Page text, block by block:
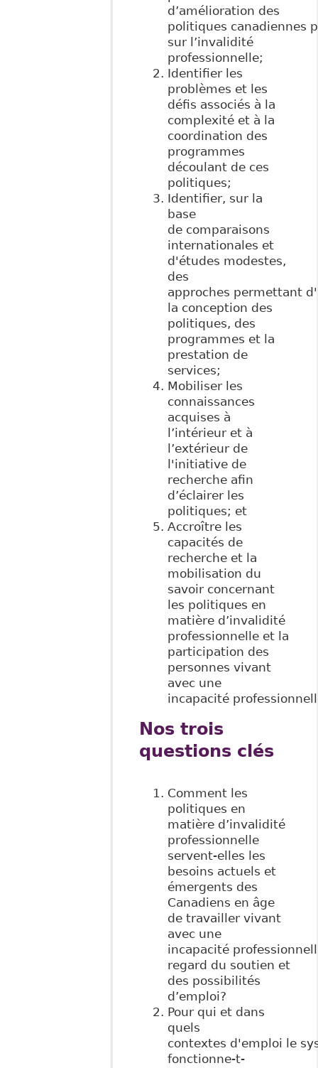
d’amélioration des
politiques canadiennes
sur l’invalidité
professionnelle;
Identifier les
problèmes et les
défis associés à la
complexité et à la
coordination des
programmes
découlant de ces
politiques;
Identifier, sur la
base
de comparaisons
internationales et
d'études modestes,
des
approches permettant
la conception des
politiques, des
programmes et la
prestation de
services;
Mobiliser les
connaissances
acquises à
l’intérieur et à
l’extérieur de
l'initiative de
recherche afin
d’éclairer les
politiques; et
Accroître les
capacités de
recherche et la
mobilisation du
savoir concernant
les politiques en
matière d’invalidité
professionnelle et la
participation des
personnes vivant
avec une
incapacité
Nos trois
questions clés
Comment les
politiques en
matière d’invalidité
professionnelle
servent-elles les
besoins actuels et
émergents des
Canadiens en âge
de travailler vivant
avec une
incapacité
regard du soutien et
des possibilités
d’emploi?
Pour qui et dans
quels
contextes d'emploi le
fonctionne-t-